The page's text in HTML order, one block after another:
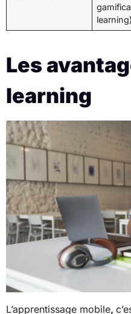
learning)
Les
learning
L’apprentissage mobile,